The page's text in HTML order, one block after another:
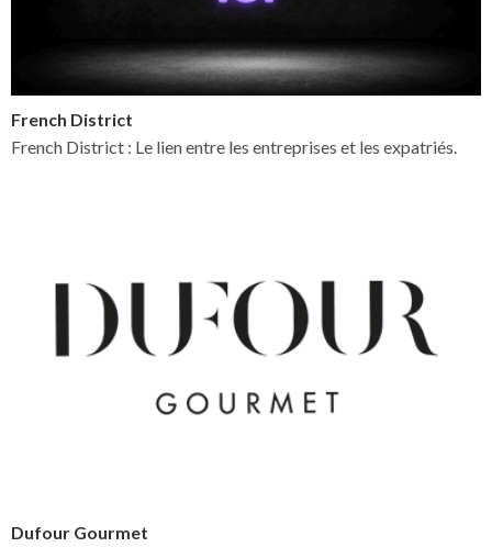
French District
French District : Le lien entre les entreprises et les expatriés.
Dufour Gourmet